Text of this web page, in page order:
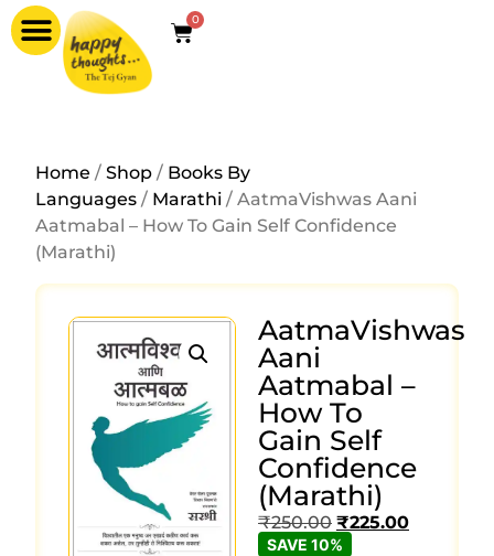
0
Home /Shop / Books By
Languages / Marathi / AatmaVishwas Aani
Aatmabal – How To Gain Self Confidence
(Marathi)
AatmaVishwas
Aani
Aatmabal –
How To
Gain Self
Confidence
(Marathi)
₹250.00 ₹225.00
SAVE 10%